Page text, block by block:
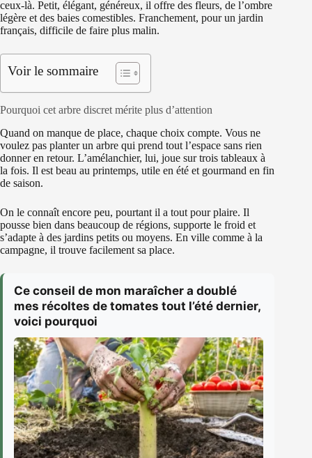
ceux-là. Petit, élégant, généreux, il offre des fleurs, de l’ombre
légère et des baies comestibles. Franchement, pour un jardin
français, difficile de faire plus malin.
Voir le sommaire
Pourquoi cet arbre discret mérite plus d’attention
Quand on manque de place, chaque choix compte. Vous ne
voulez pas planter un arbre qui prend tout l’espace sans rien
donner en retour. L’amélanchier, lui, joue sur trois tableaux à
la fois. Il est beau au printemps, utile en été et gourmand en fin
de saison.
On le connaît encore peu, pourtant il a tout pour plaire. Il
pousse bien dans beaucoup de régions, supporte le froid et
s’adapte à des jardins petits ou moyens. En ville comme à la
campagne, il trouve facilement sa place.
Ce conseil de mon maraîcher a doublé
mes récoltes de tomates tout l’été dernier,
voici pourquoi